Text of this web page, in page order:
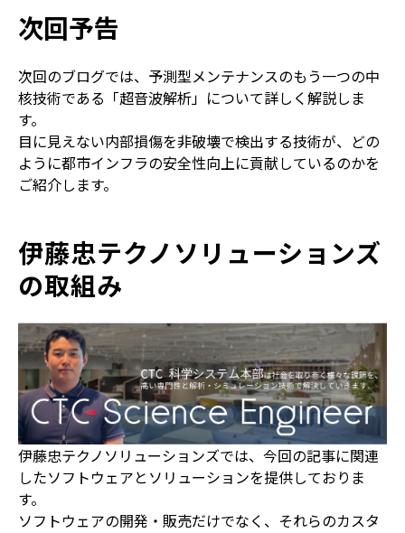
次回予告
次回のブログでは、予測型メンテナンスのもう一つの中
核技術である「超音波解析」について詳しく解説しま
す。
目に見えない内部損傷を非破壊で検出する技術が、どの
ように都市インフラの安全性向上に貢献しているのかを
ご紹介します。
伊藤忠テクノソリューションズ
の取組み
伊藤忠テクノソリューションズでは、今回の記事に関連
したソフトウェアとソリューションを提供しておりま
す。
ソフトウェアの開発・販売だけでなく、それらのカスタ